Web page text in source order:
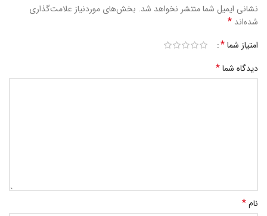
نشانی ایمیل شما منتشر نخواهد شد. بخش‌های موردنیاز علامت‌گذاری
شده‌اند *
امتیاز شما*
دیدگاه شما*
نام*